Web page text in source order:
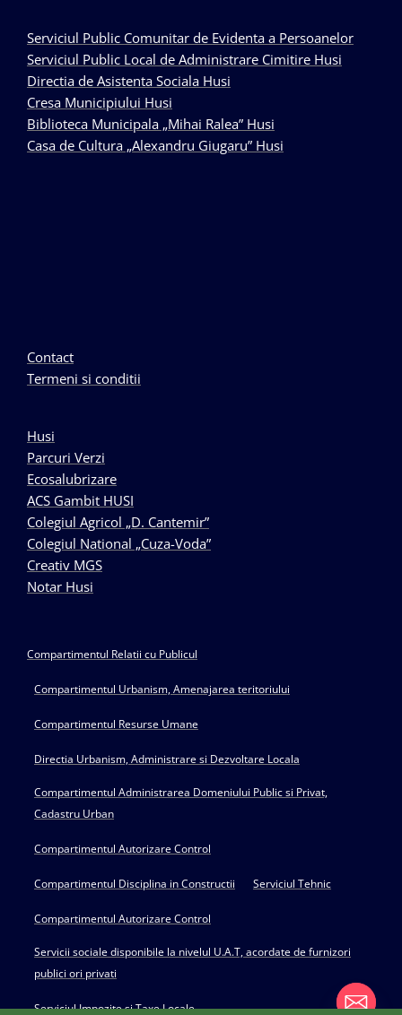
Serviciul Public Comunitar de Evidenta a Persoanelor
Serviciul Public Local de Administrare Cimitire Husi
Directia de Asistenta Sociala Husi
Cresa Municipiului Husi
Biblioteca Municipala „Mihai Ralea” Husi
Casa de Cultura „Alexandru Giugaru” Husi
Contact
Termeni si conditii
Husi
Parcuri Verzi
Ecosalubrizare
ACS Gambit HUSI
Colegiul Agricol „D. Cantemir”
Colegiul National „Cuza-Voda”
Creativ MGS
Notar Husi
Compartimentul Relatii cu Publicul
Compartimentul Urbanism, Amenajarea teritoriului
Compartimentul Resurse Umane
Directia Urbanism, Administrare si Dezvoltare Locala
Compartimentul Administrarea Domeniului Public si Privat,
Cadastru Urban
Compartimentul Autorizare Control
Compartimentul Disciplina in Constructii Serviciul Tehnic
Compartimentul Autorizare Control
Servicii sociale disponibile la nivelul U.A.T, acordate de furnizori
publici ori privati
Serviciul Impozite si Taxe Locale